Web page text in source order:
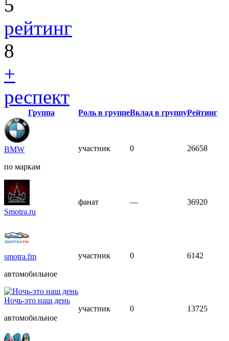
5
рейтинг
8
+
респект
Группа Роль в группеВклад в группуРейтинг
BMW
по маркам
участник 0 26658
Smotra.ru
фанат — 36920
smotra.fm
автомобильное
участник 0 6142
Ночь-это наш день
автомобильное
участник 0 13725